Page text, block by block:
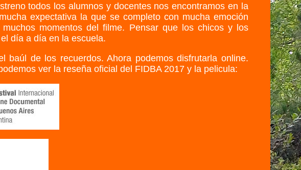
todos los alumnos y docentes nos encontramos en la
expectativa la que se completo con mucha emoción
momentos del filme. Pensar que los chicos y los
día a día en la escuela.
de los recuerdos. Ahora podemos disfrutarla online.
ver la reseña oficial del FIDBA 2017 y la pelicula: